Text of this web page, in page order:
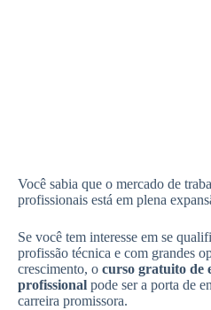
Você sabia que o mercado de
profissionais está em plena
Se você tem interesse em se
profissão técnica e com grandes
crescimento, o curso gratuito de
profissional pode ser a porta de
carreira promissora.